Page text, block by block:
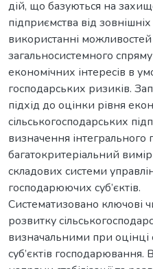
дій, що базуються на
підприємства від
використанні
загальносистемного
економічних інтересів в
господарських ризиків.
підхід до оцінки рівня
сільськогосподарських
визначення
багатокритеріальний
складових системи
господарюючих суб’єктів.
Систематизовано ключові
розвитку
визначальними при оцінці
суб’єктів господарювання.